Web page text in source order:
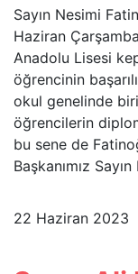
Sayın Nesimi
Haziran
Anadolu Lisesi
öğrencinin
okul genelinde
öğrencilerin
bu sene de
Başkanımız
22 Haziran 2023